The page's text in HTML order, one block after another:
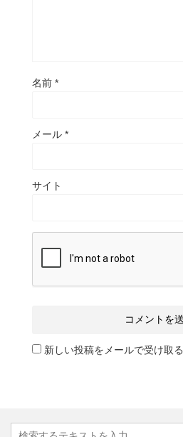
名前 *
メール *
サイト
新しい投稿をメールで受け取る